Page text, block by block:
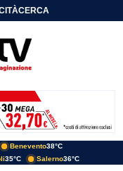
CERCA
Benevento38°C
35°C Salerno36°C